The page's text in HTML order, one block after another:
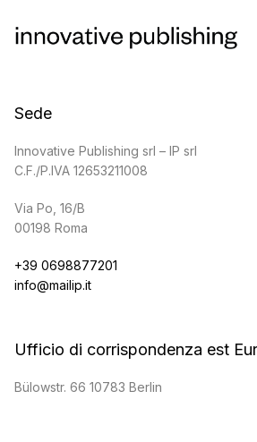
Sede
Innovative Publishing srl – IP srl
C.F./P.IVA 12653211008
Via Po, 16/B
00198 Roma
+39 0698877201
info@mailip.it
Ufficio di corrispondenza est
Bülowstr. 66 10783 Berlin